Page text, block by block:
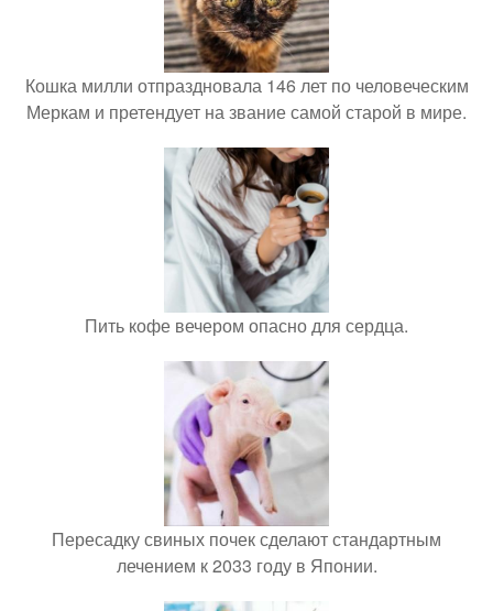
Кошка милли отпраздновала 146 лет по человеческим
Меркам и претендует на звание самой старой в мире.
Пить кофе вечером опасно для сердца.
Пересадку свиных почек сделают стандартным
лечением к 2033 году в Японии.